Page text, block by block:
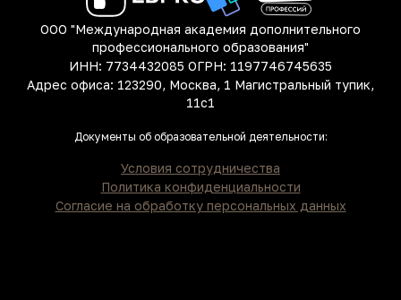
ООО "Международная академия дополнительного
профессионального образования"
ИНН: 7734432085 ОГРН: 1197746745635
Адрес офиса: 123290, Москва, 1 Магистральный тупик,
11с1
Документы об образовательной деятельности:
Условия сотрудничества
Политика конфиденциальности
Согласие на обработку персональных данных